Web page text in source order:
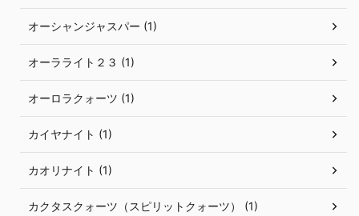
オーシャンジャスパー (1)
オーラライト２３ (1)
オーロラクォーツ (1)
カイヤナイト (1)
カオリナイト (1)
カクタスクォーツ（スピリットクォーツ） (1)